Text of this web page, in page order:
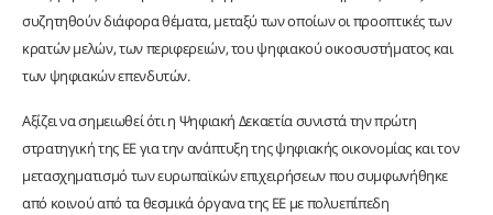
συζητηθούν διάφορα θέματα, μεταξύ των οποίων οι προοπτικές των
κρατών μελών, των περιφερειών, του ψηφιακού οικοσυστήματος και
των ψηφιακών επενδυτών.
Αξίζει να σημειωθεί ότι η Ψηφιακή Δεκαετία συνιστά την πρώτη
στρατηγική της ΕΕ για την ανάπτυξη της ψηφιακής οικονομίας και τον
μετασχηματισμό των ευρωπαϊκών επιχειρήσεων που συμφωνήθηκε
από κοινού από τα θεσμικά όργανα της ΕΕ με πολυεπίπεδη